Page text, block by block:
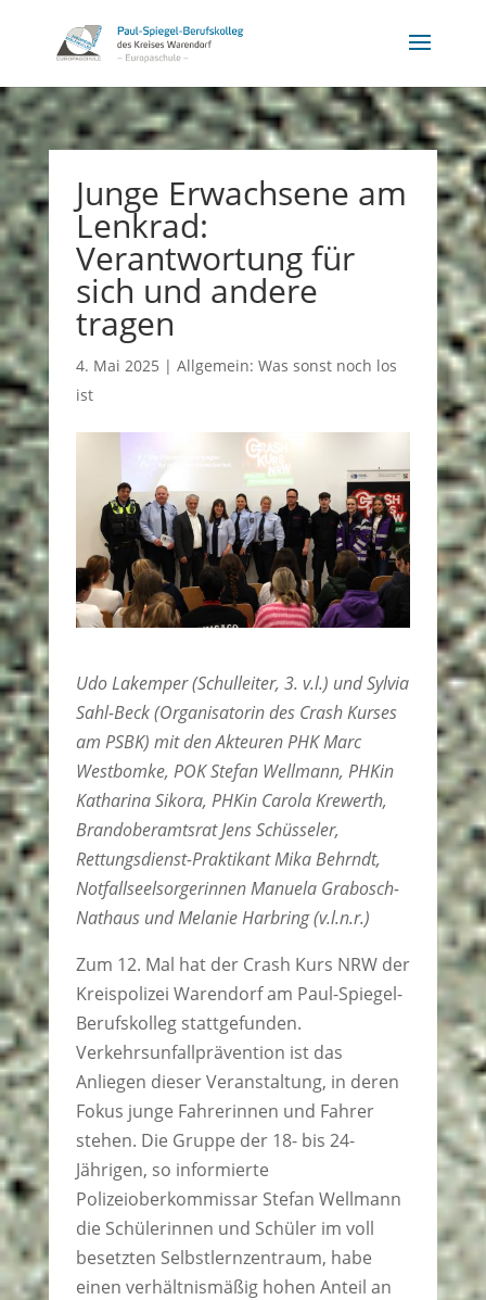
Junge Erwachsene am
Lenkrad:
Verantwortung für
sich und andere
tragen
4. Mai 2025 | Allgemein: Was sonst noch los
ist
Udo Lakemper (Schulleiter, 3. v.l.) und Sylvia
Sahl-Beck (Organisatorin des Crash Kurses
am PSBK) mit den Akteuren PHK Marc
Westbomke, POK Stefan Wellmann, PHKin
Katharina Sikora, PHKin Carola Krewerth,
Brandoberamtsrat Jens Schüsseler,
Rettungsdienst-Praktikant Mika Behrndt,
Notfallseelsorgerinnen Manuela Grabosch-
Nathaus und Melanie Harbring (v.l.n.r.)
Zum 12. Mal hat der Crash Kurs NRW der
Kreispolizei Warendorf am Paul-Spiegel-
Berufskolleg stattgefunden.
Verkehrsunfallprävention ist das
Anliegen dieser Veranstaltung, in deren
Fokus junge Fahrerinnen und Fahrer
stehen. Die Gruppe der 18- bis 24-
Jährigen, so informierte
Polizeioberkommissar Stefan Wellmann
die Schülerinnen und Schüler im voll
besetzten Selbstlernzentraum, habe
einen verhältnismäßig hohen Anteil an